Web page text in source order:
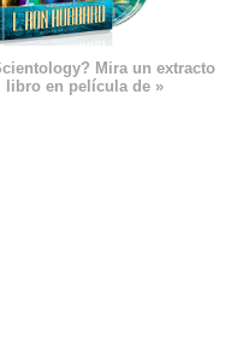
Mira un extracto
libro en película de »